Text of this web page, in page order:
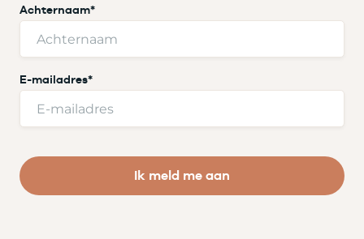
Achternaam*
E-mailadres*
Ik meld me aan